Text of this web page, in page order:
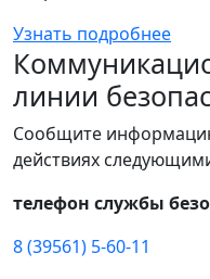
Узнать подробнее
линии
Сообщите
действиях
телефон службы
8 (39561) 5-60-11